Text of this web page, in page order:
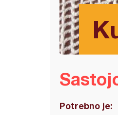
Potrebno je: